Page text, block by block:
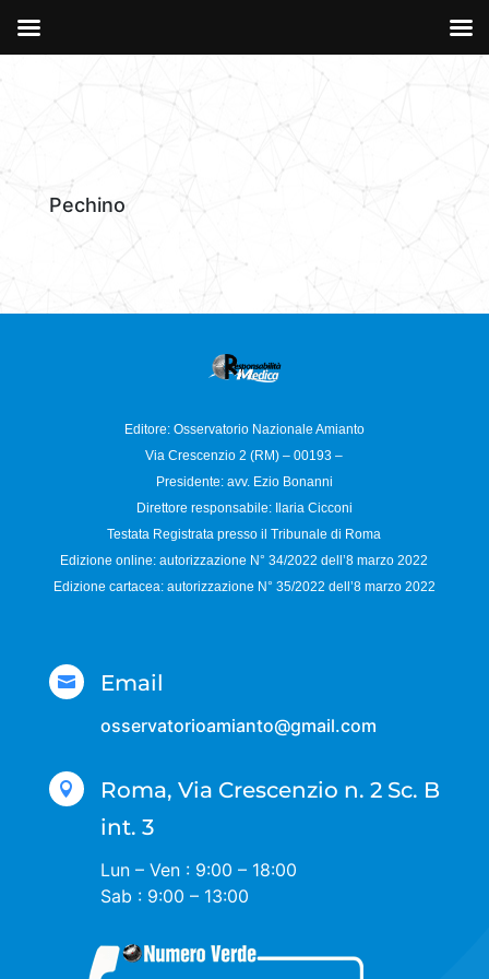
Pechino
Editore: Osservatorio Nazionale Amianto
Via Crescenzio 2 (RM) – 00193 –
Presidente: avv. Ezio Bonanni
Direttore responsabile:
Ilaria Cicconi
Testata Registrata presso il Tribunale di Roma
Edizione online: autorizzazione N°34/2022 dell’8 marzo 2022
Edizione cartacea: autorizzazione N° 35/2022 dell’8 marzo 2022
 Email
osservatorioamianto@gmail.com

Roma, Via Crescenzio n. 2 Sc. B
int. 3
Lun – Ven : 9:00 – 18:00
Sab : 9:00 – 13:00